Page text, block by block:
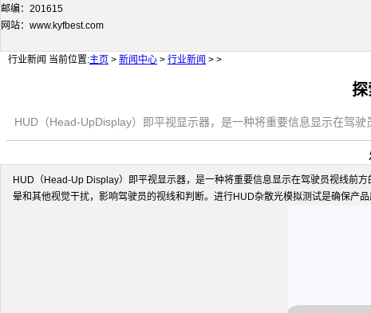
邮编：201615
网站：www.kyfbest.com
行业新闻 当前位置:主页 > 新闻中心 > 行业新闻 > >
探
HUD（Head-UpDisplay）即平视显示器，是一种将重要信息显示在驾
HUD（Head-Up Display）即平视显示器，是一种将重要信息显示在驾驶员视线前
晕和其他视觉干扰，影响驾驶员的视线和判断。进行HUD杂散光模拟测试是确保产品